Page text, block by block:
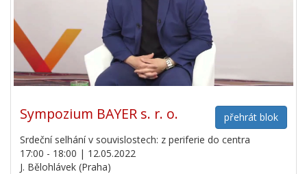
přehrát blok
Sympozium BAYER s. r. o.
Srdeční selhání v souvislostech: z periferie do centra
17:00 - 18:00 | 12.05.2022
J. Bělohlávek (Praha)